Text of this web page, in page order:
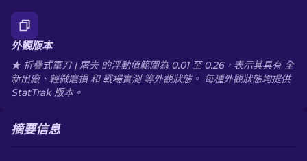
外觀版本
★ 折疊式軍刀 | 屠夫 的浮動值範圍為 0.01 至 0.26，表示其具有 全
新出廠、輕微磨損 和 戰場實測 等外觀狀態。 每種外觀狀態均提供
StatTrak 版本。
摘要信息